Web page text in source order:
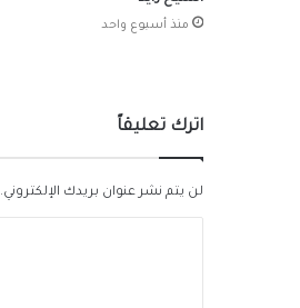
منذ أسبوع واحد
اترك تعليقاً
لن يتم نشر عنوان بريدك الإلكتروني.